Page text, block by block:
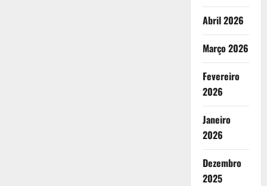
Abril 2026
Março 2026
Fevereiro
2026
Janeiro
2026
Dezembro
2025